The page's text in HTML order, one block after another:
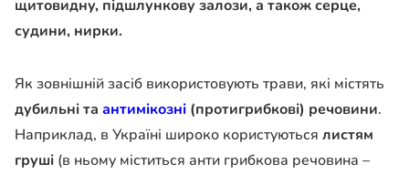
щитовидну, підшлункову залози, а також серце,
судини, нирки.
Як зовнішній засіб використовують трави, які містять
дубильні та антимікозні (протигрибкові) речовини.
Наприклад, в Україні широко користуються листям
груші (в ньому міститься анти грибкова речовина –